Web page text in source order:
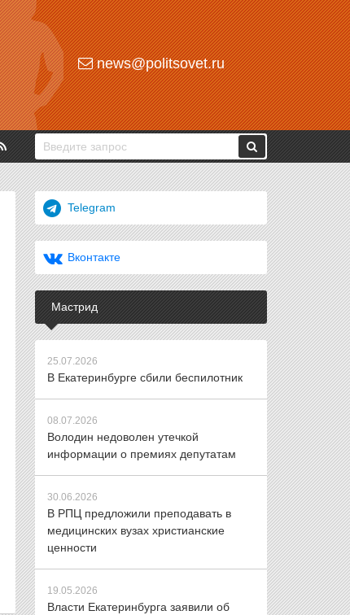
news@politsovet.ru
Telegram
Вконтакте
Мастрид
25.07.2026
В Екатеринбурге сбили беспилотник
08.07.2026
Володин недоволен утечкой
информации о премиях депутатам
30.06.2026
В РПЦ предложили преподавать в
медицинских вузах христианские
ценности
19.05.2026
Власти Екатеринбурга заявили об